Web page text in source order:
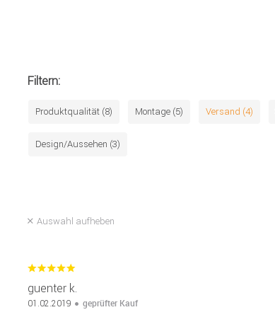
Filtern:
Produktqualität (8) Montage (5) Versand (4)
Design/Aussehen (3)
Auswahl aufheben
guenter k.
01.02.2019 geprüfter Kauf